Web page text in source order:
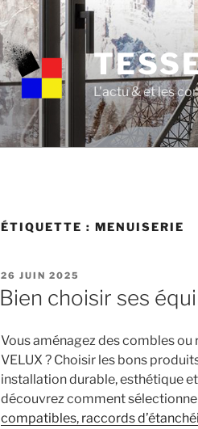
L'actu & et les
ÉTIQUETTE : MENUISERIE
POSTED
ON
26 JUIN 2025
Bien choisir ses
Vous aménagez des combles
VELUX ? Choisir les bons
installation durable, esthétique
découvrez comment
compatibles, raccords